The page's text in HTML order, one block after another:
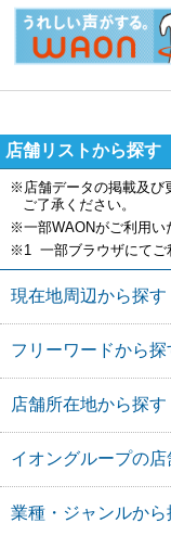
店舗リストから探す
※店舗データの掲載及び
ご了承ください。
※一部WAONがご利用い
※1 一部ブラウザにてご
現在地周辺から探
フリーワードから探
店舗所在地から探す
イオングループの
業種・ジャンルから